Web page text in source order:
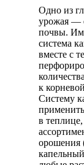
Одно из
урожая —
почвы.
система
вместе с
к
Систему
в
орошения